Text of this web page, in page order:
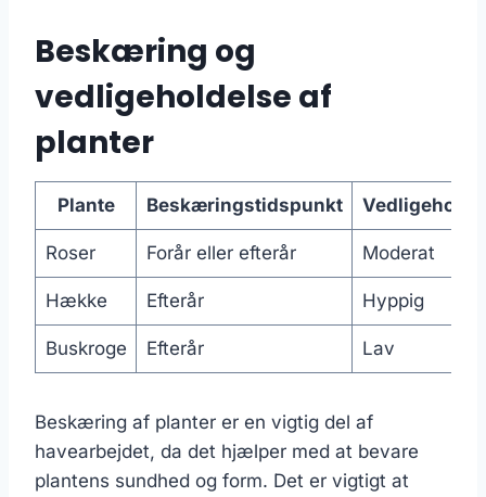
Beskæring og
vedligeholdelse af
planter
Plante Beskæringstidspunkt
Roser Forår eller efterår Moderat
Hække Efterår Hyppig
Buskroge Efterår Lav
Beskæring af planter er en vigtig del af
havearbejdet, da det hjælper med at bevare
plantens sundhed og form. Det er vigtigt at